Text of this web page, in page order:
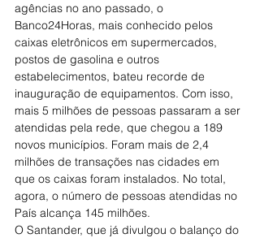
agências no ano passado, o
Banco24Horas, mais conhecido pelos
caixas eletrônicos em supermercados,
postos de gasolina e outros
estabelecimentos, bateu recorde de
inauguração de equipamentos. Com isso,
mais 5 milhões de pessoas passaram a ser
atendidas pela rede, que chegou a 189
novos municípios. Foram mais de 2,4
milhões de transações nas cidades em
que os caixas foram instalados. No total,
agora, o número de pessoas atendidas no
País alcança 145 milhões.
O Santander, que já divulgou o balanço do